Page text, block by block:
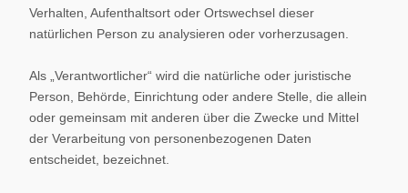
Verhalten, Aufenthaltsort oder Ortswechsel dieser
natürlichen Person zu analysieren oder vorherzusagen.
Als „Verantwortlicher“ wird die natürliche oder juristische
Person, Behörde, Einrichtung oder andere Stelle, die allein
oder gemeinsam mit anderen über die Zwecke und Mittel
der Verarbeitung von personenbezogenen Daten
entscheidet, bezeichnet.